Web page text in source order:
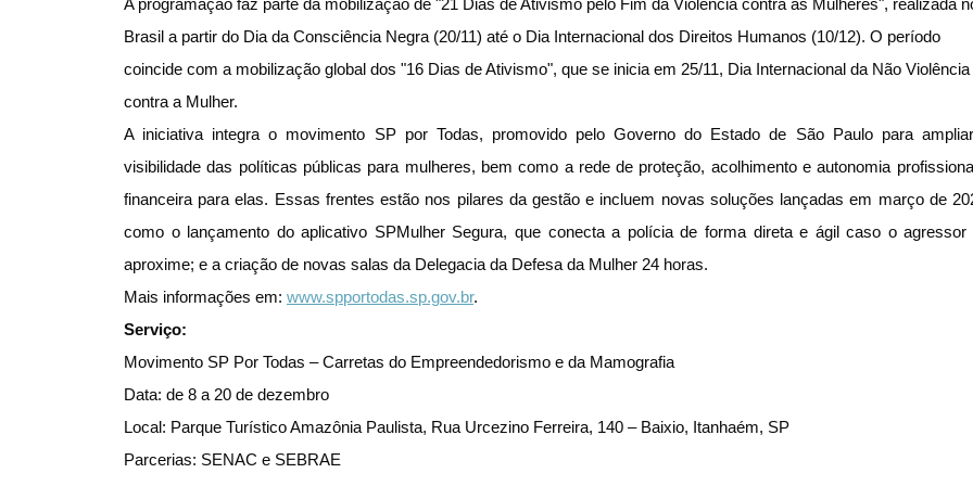
A programação faz parte da mobilização de "21 Dias de Ativismo pelo Fim da Violência contra as Mulheres", realizada
Brasil a partir do Dia da Consciência Negra (20/11) até o Dia Internacional dos Direitos Humanos (10/12). O período
coincide com a mobilização global dos "16 Dias de Ativismo", que se inicia em 25/11, Dia Internacional da Não Violência
contra a Mulher.
A iniciativa integra o movimento SP por Todas, promovido pelo Governo do Estado de São Paulo para
visibilidade das políticas públicas para mulheres, bem como a rede de proteção, acolhimento e autonomia
financeira para elas. Essas frentes estão nos pilares da gestão e incluem novas soluções lançadas em março de
como o lançamento do aplicativo SPMulher Segura, que conecta a polícia de forma direta e ágil caso o agressor
aproxime; e a criação de novas salas da Delegacia da Defesa da Mulher 24 horas.
Mais informações em: www.spportodas.sp.gov.br.
Serviço:
Movimento SP Por Todas – Carretas do Empreendedorismo e da Mamografia
Data: de 8 a 20 de dezembro
Local: Parque Turístico Amazônia Paulista, Rua Urcezino Ferreira, 140 – Baixio, Itanhaém, SP
Parcerias: SENAC e SEBRAE